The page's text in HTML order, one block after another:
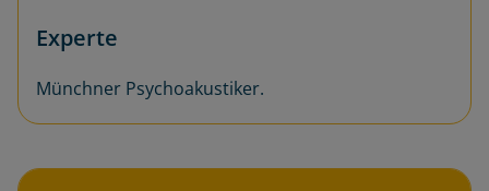
Experte
Münchner Psychoakustiker.